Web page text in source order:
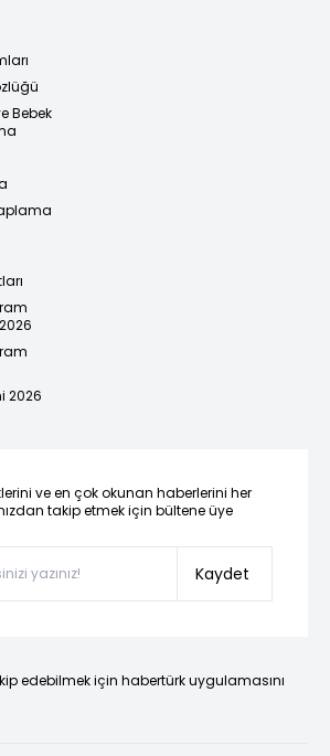
Bebek
2026
ve en çok okunan haberlerini her
takip etmek için bültene üye
Kaydet
edebilmek için habertürk uygulamasını